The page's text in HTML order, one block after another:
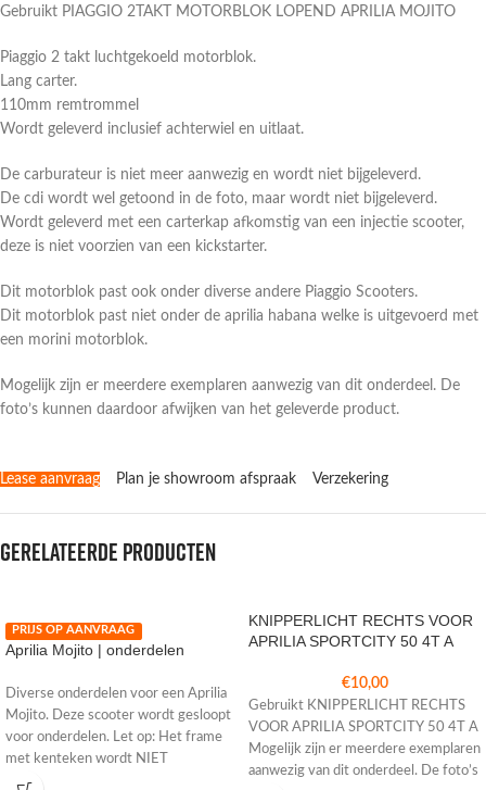
Gebruikt PIAGGIO 2TAKT MOTORBLOK LOPEND APRILIA MOJITO
Piaggio 2 takt luchtgekoeld motorblok.
Lang carter.
110mm remtrommel
Wordt geleverd inclusief achterwiel en uitlaat.
De carburateur is niet meer aanwezig en wordt niet bijgeleverd.
De cdi wordt wel getoond in de foto, maar wordt niet bijgeleverd.
Wordt geleverd met een carterkap afkomstig van een injectie scooter,
deze is niet voorzien van een kickstarter.
Dit motorblok past ook onder diverse andere Piaggio Scooters.
Dit motorblok past niet onder de aprilia habana welke is uitgevoerd met
een morini motorblok.
Mogelijk zijn er meerdere exemplaren aanwezig van dit onderdeel. De
foto’s kunnen daardoor afwijken van het geleverde product.
Lease aanvraag Plan je showroom afspraak Verzekering
Gerelateerde producten
PRIJS OP AANVRAAG
Aprilia Mojito | onderdelen
Diverse onderdelen voor een Aprilia
Mojito. Deze scooter wordt gesloopt
voor onderdelen. Let op: Het frame
met kenteken wordt NIET
KNIPPERLICHT RECHTS VOOR
APRILIA SPORTCITY 50 4T A
€10,00
Gebruikt KNIPPERLICHT RECHTS
VOOR APRILIA SPORTCITY 50 4T A
Mogelijk zijn er meerdere exemplaren
aanwezig van dit onderdeel. De foto’s